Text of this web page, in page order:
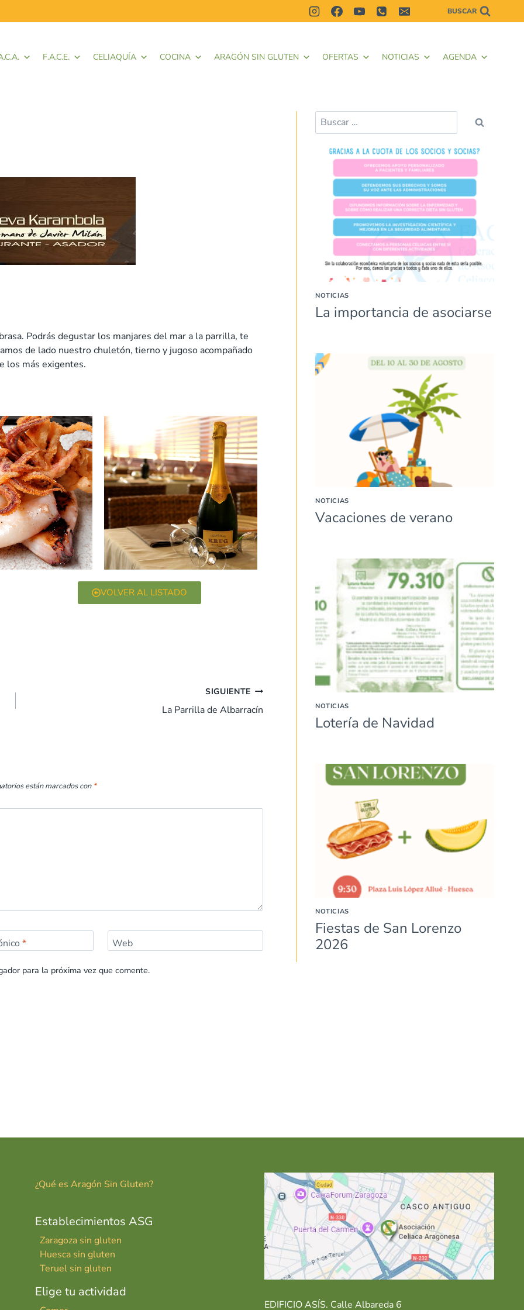
BUSCAR
F.A.C.E. CELIAQUÍA COCINA ARAGÓN SIN GLUTEN OFERTAS NOTICIAS AGENDA
Podrás degustar los manjares del mar a la parrilla, te
de lado nuestro chuletón, tierno y jugoso acompañado
los más exigentes.
VOLVER AL LISTADO
SIGUIENTE
La Parrilla de Albarracín
están marcados con *
* Web
para la próxima vez que comente.
NOTICIAS
La importancia de asociarse
NOTICIAS
Vacaciones de verano
NOTICIAS
Lotería de Navidad
NOTICIAS
Fiestas de San Lorenzo
2026
¿Qué es Aragón Sin Gluten?
Establecimientos ASG
Zaragoza sin gluten
Huesca sin gluten
Teruel sin gluten
Elige tu actividad
EDIFICIO ASÍS. Calle Albareda 6